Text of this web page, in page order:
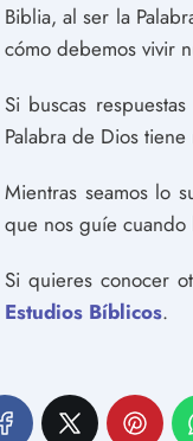
Biblia, al ser la
cómo debemos vivir
Si buscas
Palabra de Dios
Mientras seamos lo
que nos guíe cuando
Si quieres conocer
Estudios Bíblicos.